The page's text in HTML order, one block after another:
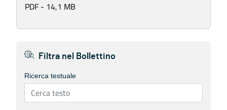
PDF - 14,1 MB
Filtra nel Bollettino
Ricerca testuale